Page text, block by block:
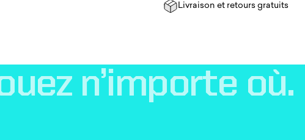
Livraison et retours gratuits
n’importe où.